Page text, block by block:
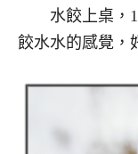
水餃上桌，10
餃水水的感覺，